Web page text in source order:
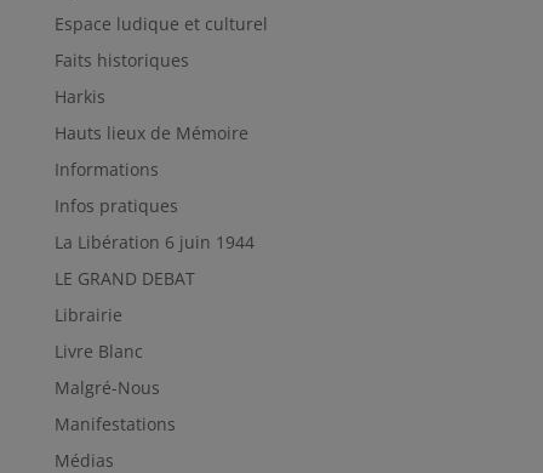
Espace ludique et culturel
Faits historiques
Harkis
Hauts lieux de Mémoire
Informations
Infos pratiques
La Libération 6 juin 1944
LE GRAND DEBAT
Librairie
Livre Blanc
Malgré-Nous
Manifestations
Médias